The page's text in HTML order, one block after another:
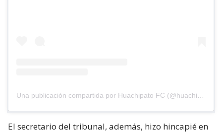
El secretario del tribunal, además, hizo hincapié en